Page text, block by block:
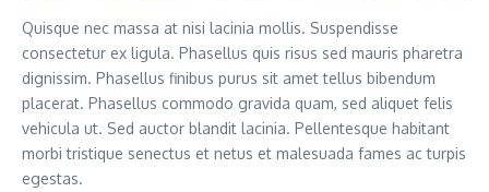
Quisque nec massa at nisi lacinia mollis. Suspendisse
consectetur ex ligula. Phasellus quis risus sed mauris pharetra
dignissim. Phasellus finibus purus sit amet tellus bibendum
placerat. Phasellus commodo gravida quam, sed aliquet felis
vehicula ut. Sed auctor blandit lacinia. Pellentesque habitant
morbi tristique senectus et netus et malesuada fames ac turpis
egestas.